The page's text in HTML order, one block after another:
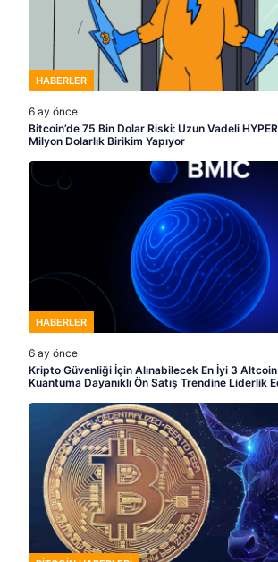
HABERLER
6 ay önce
Bitcoin’de 75 Bin Dolar Riski: Uzun Vadeli
Milyon Dolarlık Birikim Yapıyor
HABERLER
6 ay önce
Kripto Güvenliği İçin Alınabilecek En İyi 3
Kuantuma Dayanıklı Ön Satış Trendine Liderlik